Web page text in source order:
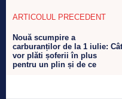
ARTICOLUL PRECEDENT
Nouă scumpire a
carburanților de la 1 iulie: Cât
vor plăti șoferii în plus
pentru un plin și de ce